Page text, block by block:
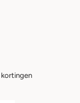
kortingen